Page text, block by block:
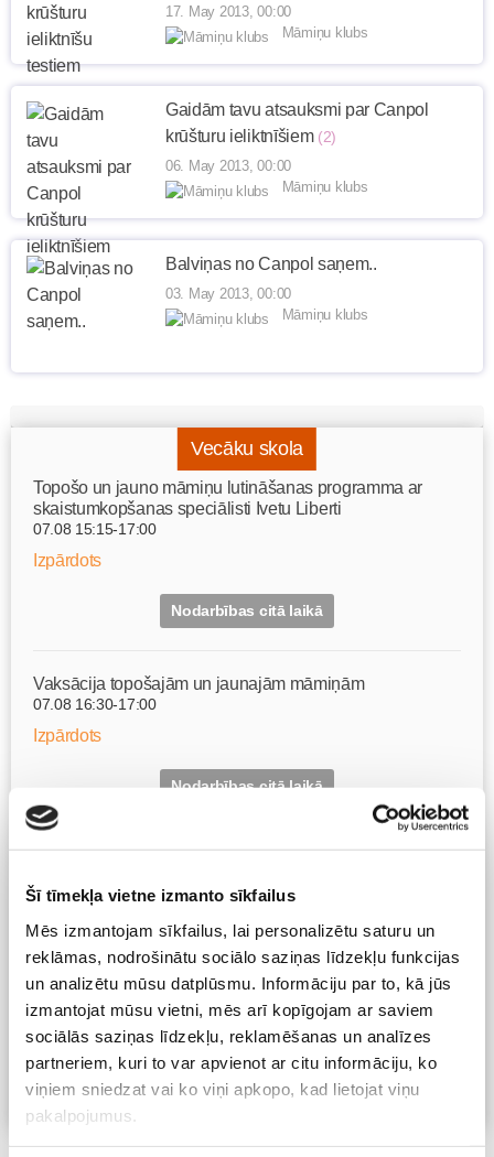
Šī tīmekļa vietne izmanto sīkfailus
Mēs izmantojam sīkfailus, lai personalizētu saturu un
reklāmas, nodrošinātu sociālo saziņas līdzekļu funkcijas
un analizētu mūsu datplūsmu. Informāciju par to, kā jūs
izmantojat mūsu vietni, mēs arī kopīgojam ar saviem
sociālās saziņas līdzekļu, reklamēšanas un analīzes
partneriem, kuri to var apvienot ar citu informāciju, ko
viņiem sniedzat vai ko viņi apkopo, kad lietojat viņu
pakalpojumus.
17. May 2013, 00:00
Māmiņu klubs
Gaidām tavu atsauksmi par Canpol
krūšturu ieliktnīšiem (2)
06. May 2013, 00:00
Māmiņu klubs
Balviņas no Canpol saņem..
03. May 2013, 00:00
Māmiņu klubs
Vecāku skola
Topošo un jauno māmiņu lutināšanas programma ar
skaistumkopšanas speciālisti Ivetu Liberti
07.08 15:15-17:00
Izpārdots
Nodarbības citā laikā
Vaksācija topošajām un jaunajām māmiņām
07.08 16:30-17:00
Izpārdots
Nodarbības citā laikā
Gerasimenko
Ķermeņa masāža
10.08 10:00-17:00
Visas nodarbības